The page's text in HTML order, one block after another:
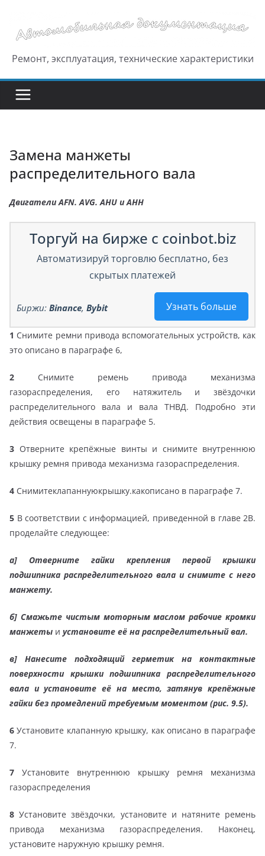
содержимому
Ремонт, эксплуатация, технические характеристики
Замена манжеты
распределительного вала
Двигатели AFN. AVG. AHU и АНН
Торгуй на бирже с coinbot.biz
Автоматизируй торговлю бесплатно, без
скрытых платежей
Узнать больше
Биржи: Binance, Bybit
1 Снимите ремни привода вспомогательных устройств, как
это описано в параграфе 6,
2 Снимите ремень привода механизма
газораспределения, его натяжитель и звёздочки
распределительного вала и вала ТНВД. Подробно эти
действия освещены в параграфе 5.
3 Отверните крепёжные винты и снимите внутреннюю
крышку ремня привода механизма газораспределения.
4 Снимитеклапаннуюкрышку.какописано в параграфе 7.
5 В соответствии с информацией, приведенной в главе 2В.
проделайте следующее:
а]
Отверните гайки крепления первой крышки
подшипника распределительного вала и снимите с него
манжету.
б] Смажьте чистым моторным маслом рабочие кромки
манжеты и установите её на распределительный вал.
в]
Нанесите подходящий герметик на контактные
поверхности крышки подшипника распределительного
вала и установите её на место, затянув крепёжные
гайки без промедлений требуемым моментом (рис. 9.5).
6 Установите клапанную крышку, как описано в параграфе
7.
7 Установите внутреннюю крышку ремня механизма
газораспределения
8 Установите звёздочки, установите и натяните ремень
привода механизма газораспределения. Наконец,
установите наружную крышку ремня.